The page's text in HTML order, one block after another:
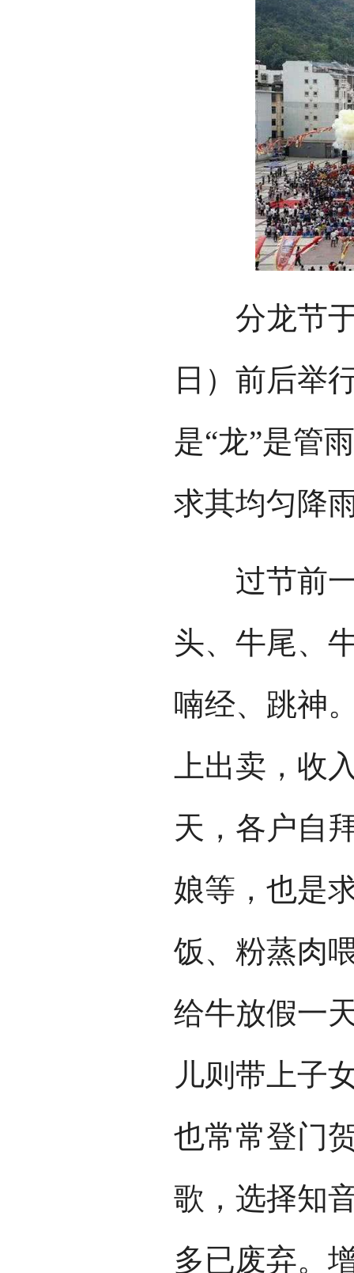
分龙节于
日）前后举
是“龙”是管
求其均匀降
过节前一
头、牛尾、
喃经、跳神
上出卖，收
天，各户自
娘等，也是
饭、粉蒸肉
给牛放假一
儿则带上子
也常常登门
歌，选择知
多已废弃。